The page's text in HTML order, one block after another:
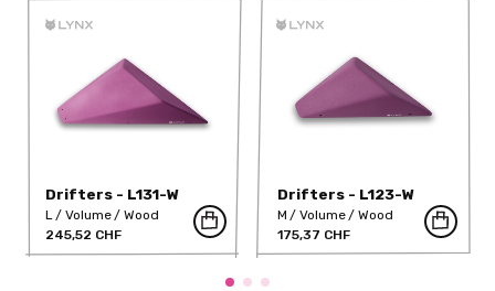
Drifters - L131-W
L Volume
Wood
245,52 CHF
Drifters - L123-W
M Volume
Wood
175,37 CHF